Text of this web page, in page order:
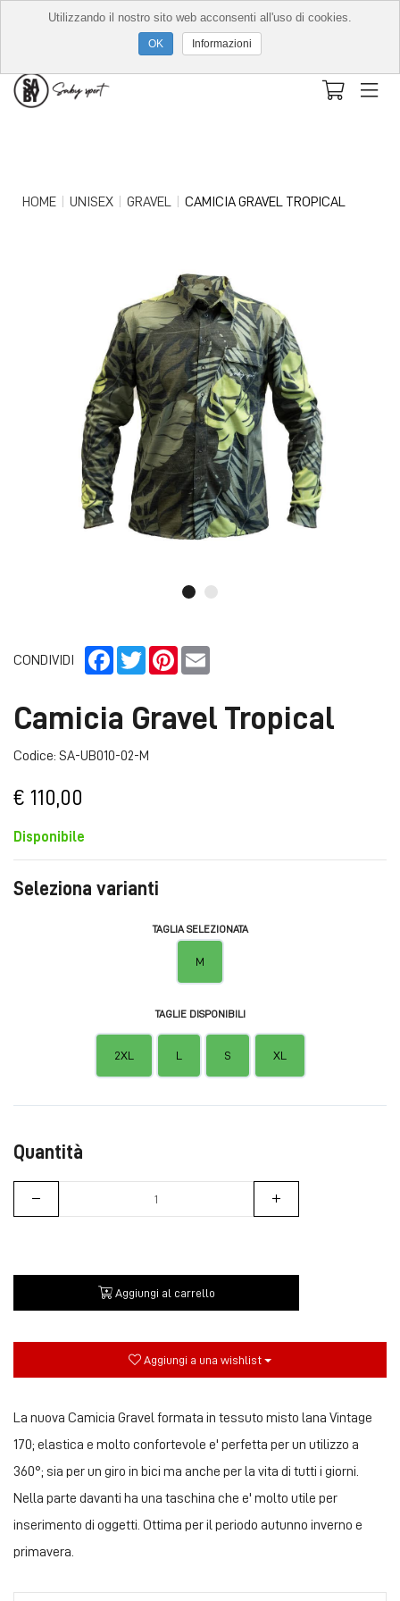
HOME UNISEX GRAVEL CAMICIA GRAVEL TROPICAL
CONDIVIDI Facebook
TwitterPinterest
Camicia Gravel Tropical
Codice: SA-UB010-02-M
€ 110,00
Disponibile
Seleziona varianti
TAGLIA SELEZIONATA
M
TAGLIE DISPONIBILI
2XL L S XL
Quantità
Aggiungi al carrello
Aggiungi a una wishlist
La nuova Camicia Gravel formata in tessuto misto lana Vintage
170; elastica e molto confortevole e' perfetta per un utilizzo a
360°; sia per un giro in bici ma anche per la vita di tutti i giorni.
Nella parte davanti ha una taschina che e' molto utile per
inserimento di oggetti. Ottima per il periodo autunno inverno e
primavera.
Utilizzando il nostro sito web acconsenti all'uso di cookies.
Informazioni